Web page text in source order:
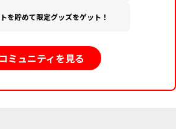
を貯めて限定グッズをゲット！
コミュニティを見る